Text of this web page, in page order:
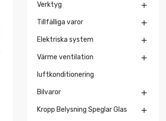
Verktyg 
Tillfälliga varor 
Elektriska system 
Värme ventilation
luftkonditionering

Bilvaror 
Kropp Belysning Speglar Glas 